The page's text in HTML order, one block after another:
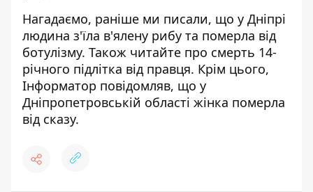
Нагадаємо, раніше ми писали, що у Дніпрі
людина з'їла в'ялену рибу та померла від
ботулізму. Також читайте про смерть 14-
річного підлітка від правця. Крім цього,
Інформатор повідомляв, що у
Дніпропетровській області жінка померла
від сказу.